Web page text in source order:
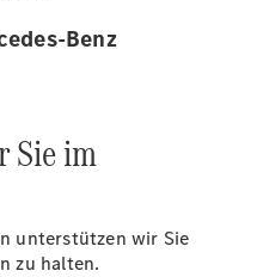
Benz
Sie im
unterstützen wir Sie
zu halten.